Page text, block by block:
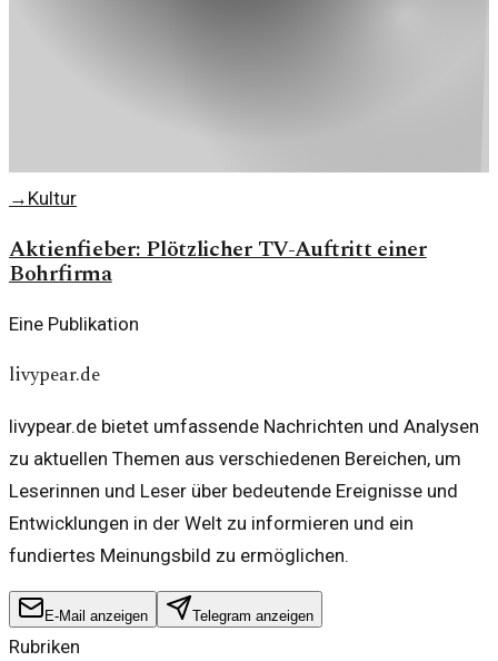
→ Kultur
Aktienfieber: Plötzlicher TV-Auftritt einer
Bohrfirma
Eine Publikation
livypear.de
livypear.de bietet umfassende Nachrichten und Analysen
zu aktuellen Themen aus verschiedenen Bereichen, um
Leserinnen und Leser über bedeutende Ereignisse und
Entwicklungen in der Welt zu informieren und ein
fundiertes Meinungsbild zu ermöglichen.
E-Mail anzeigen Telegram anzeigen
Rubriken